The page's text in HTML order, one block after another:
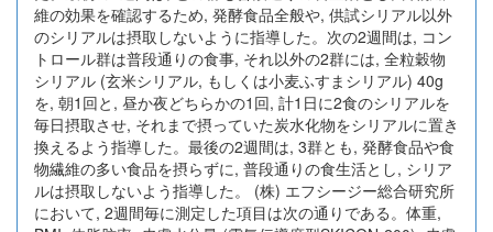
維の効果を確認するため, 発酵食品全般や, 供試シリアル以外
のシリアルは摂取しないように指導した。次の2週間は, コン
トロール群は普段通りの食事, それ以外の2群には, 全粒穀物
シリアル (玄米シリアル, もしくは小麦ふすまシリアル) 40g
を, 朝1回と, 昼か夜どちらかの1回, 計1日に2食のシリアルを
毎日摂取させ, それまで摂っていた炭水化物をシリアルに置き
換えるよう指導した。最後の2週間は, 3群とも, 発酵食品や食
物繊維の多い食品を摂らずに, 普段通りの食生活とし, シリア
ルは摂取しないよう指導した。 (株) エフシージー総合研究所
において, 2週間毎に測定した項目は次の通りである。体重,